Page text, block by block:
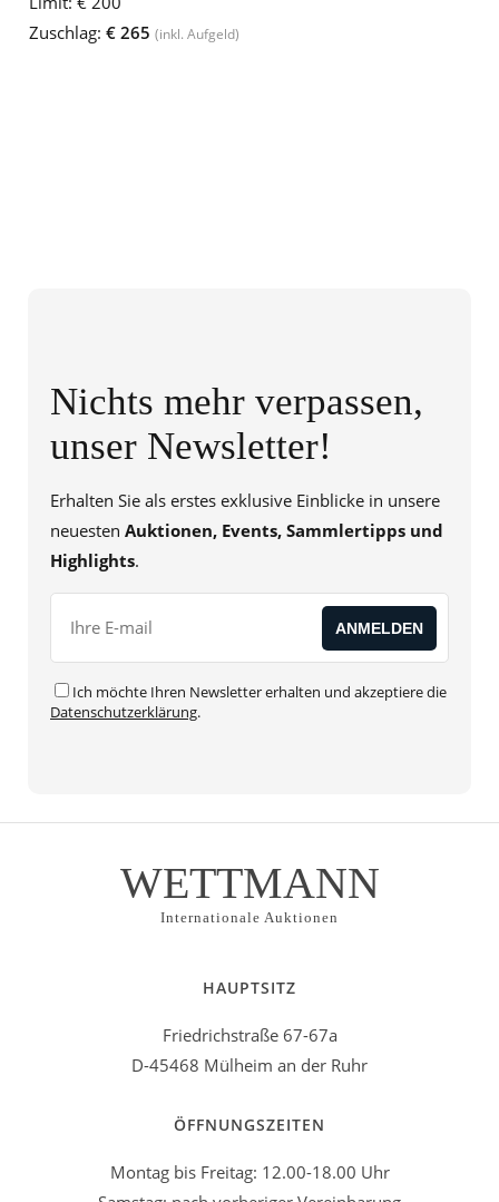
Zuschlag: € 265 (inkl. Aufgeld)
Nichts mehr verpassen,
unser Newsletter!
Erhalten Sie als erstes exklusive Einblicke in unsere
neuesten Auktionen, Events, Sammlertipps und
Highlights.
Ich möchte Ihren Newsletter erhalten und akzeptiere die
Datenschutzerklärung.
WETTMANN
Internationale Auktionen
HAUPTSITZ
Friedrichstraße 67-67a
D-45468 Mülheim an der Ruhr
ÖFFNUNGSZEITEN
Montag bis Freitag: 12.00-18.00 Uhr